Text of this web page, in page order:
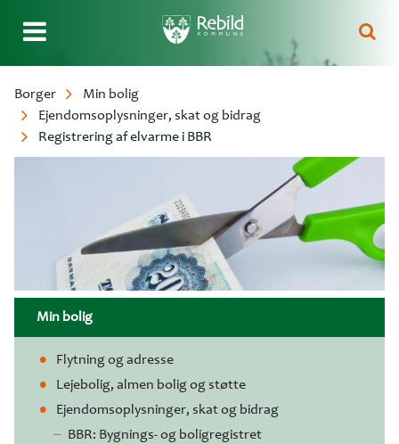
hovedindhold
Brødkrumme
Borger
Min bolig
Ejendomsoplysninger, skat og bidrag
Registrering af elvarme i BBR
Min bolig
Flytning og adresse
Lejebolig, almen bolig og støtte
Ejendomsoplysninger, skat og bidrag
BBR: Bygnings- og boligregistret